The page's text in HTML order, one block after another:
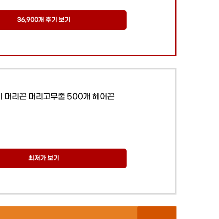
36,900개 후기 보기
머리끈 머리고무줄 500개 헤어끈
최저가 보기